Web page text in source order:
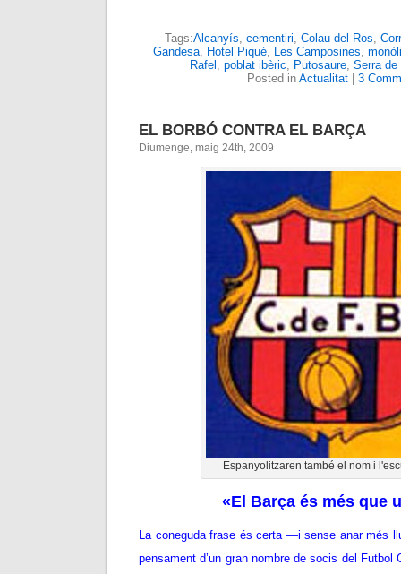
Tags:Alcanyís, cementiri, Colau del Ros,
Gandesa, Hotel Piqué, Les Camposines,
Rafel , poblat ibèric, Putosaure, Serra de
Posted in Actualitat| 3
EL BORBÓ CONTRA EL BARÇA
Diumenge, maig 24th, 2009
Espanyolitzaren també el nom i
«El Barça és més que
La coneguda frase és certa —i sense anar més
pensament d’un gran nombre de socis del Futbol